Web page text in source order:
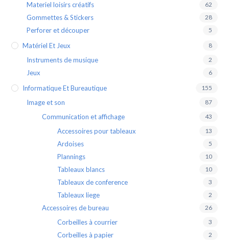
Materiel loisirs créatifs 62
Gommettes & Stickers 28
Perforer et découper 5
Matériel Et Jeux 8
Instruments de musique 2
Jeux 6
Informatique Et Bureautique 155
Image et son 87
Communication et affichage 43
Accessoires pour tableaux 13
Ardoises 5
Plannings 10
Tableaux blancs 10
Tableaux de conference 3
Tableaux liege 2
Accessoires de bureau 26
Corbeilles à courrier 3
Corbeilles à papier 2